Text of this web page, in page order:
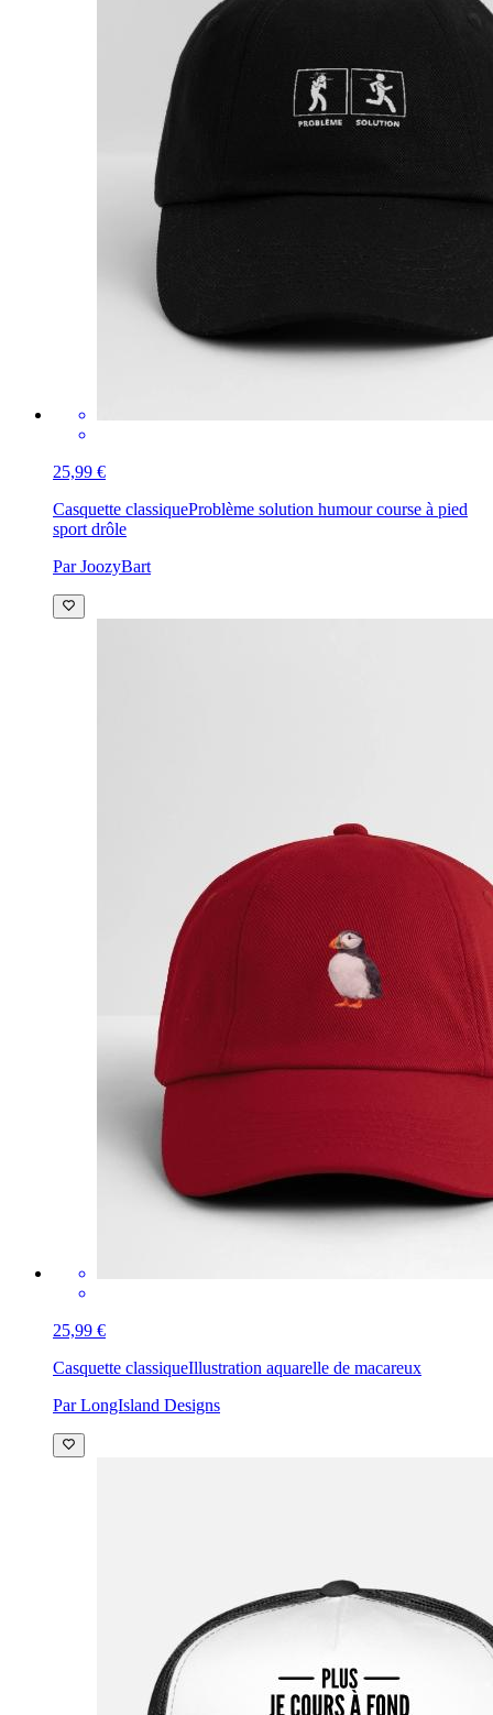
25,99 €
Casquette classiqueProblème solution humour course à pied
sport drôle
Par JoozyBart
25,99 €
Casquette classiqueIllustration aquarelle de macareux
Par LongIsland Designs